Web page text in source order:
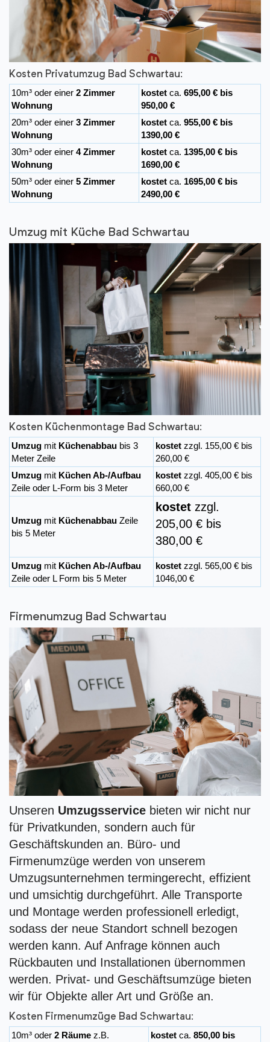
Kosten Privatumzug Bad Schwartau:
10m³ oder einer 2 Zimmer
Wohnung
kostet ca. 695,00 € bis
950,00 €
20m³ oder einer 3 Zimmer
Wohnung
kostet ca. 955,00 € bis
1390,00 €
30m³ oder einer 4 Zimmer
Wohnung
kostet ca. 1395,00 € bis
1690,00 €
50m³ oder einer 5 Zimmer
Wohnung
kostet ca. 1695,00 € bis
2490,00 €
Umzug mit Küche Bad Schwartau
Kosten Küchenmontage Bad Schwartau:
Umzug mit Küchenabbau bis 3
Meter Zeile
kostet zzgl. 155,00 € bis
260,00 €
Umzug mit Küchen Ab-/Aufbau
Zeile oder L-Form bis 3 Meter
kostet zzgl. 405,00 € bis
660,00 €
Umzug mit Küchenabbau Zeile
bis 5 Meter
kostet zzgl.
205,00 € bis
380,00 €
Umzug mit Küchen Ab-/Aufbau
Zeile oder L Form bis 5 Meter
kostet zzgl. 565,00 € bis
1046,00 €
Firmenumzug Bad Schwartau
Unseren Umzugsservice bieten wir nicht nur
für Privatkunden, sondern auch für
Geschäftskunden an. Büro- und
Firmenumzüge werden von unserem
Umzugsunternehmen termingerecht, effizient
und umsichtig durchgeführt. Alle Transporte
und Montage werden professionell erledigt,
sodass der neue Standort schnell bezogen
werden kann. Auf Anfrage können auch
Rückbauten und Installationen übernommen
werden. Privat- und Geschäftsumzüge bieten
wir für Objekte aller Art und Größe an.
Kosten Firmenumzüge Bad Schwartau:
10m³ oder 2 Räume z.B.
kostet ca. 850,00 bis